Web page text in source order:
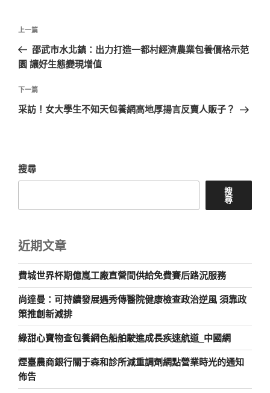
文
導
覽
上
一
篇
章
上一篇
邵武市水北鎮：出力打造一都村經濟農業包養價格示范
園 讓好生態變現增值
下
一
下一篇
采訪！女大學生不知天包養網高地厚揚言反賣人販子？
搜尋
搜
尋
近期文章
費城世界杯期億嵐工廠直營間供給免費賽后路況服務
尚達曼：可持續發展遇秀傳醫院健康檢查政治逆風 須靠政
策推創新減排
綠甜心寶物查包養網色船舶駛進成長疾速航道_中國網
煙臺農商銀行關于森和診所減重調劑網點營業時光的通知
佈告